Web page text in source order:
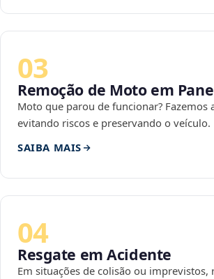
03
Remoção de Moto em Pane
Moto que parou de funcionar? Fazemos
evitando riscos e preservando o veículo.
SAIBA MAIS
04
Resgate em Acidente
Em situações de colisão ou imprevistos,